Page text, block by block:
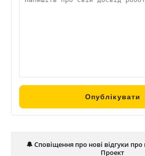
🔔 Сповіщення про нові відгуки
Проект